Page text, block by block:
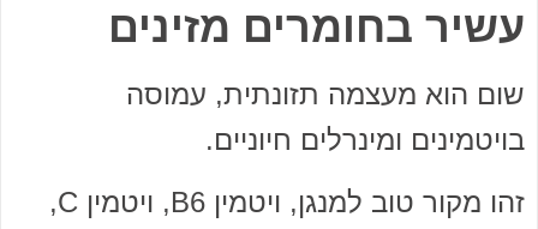
עשיר בחומרים מזינים
שום הוא מעצמה תזונתית, עמוסה
בויטמינים ומינרלים חיוניים.
זהו מקור טוב למנגן, ויטמין B6, ויטמין C,